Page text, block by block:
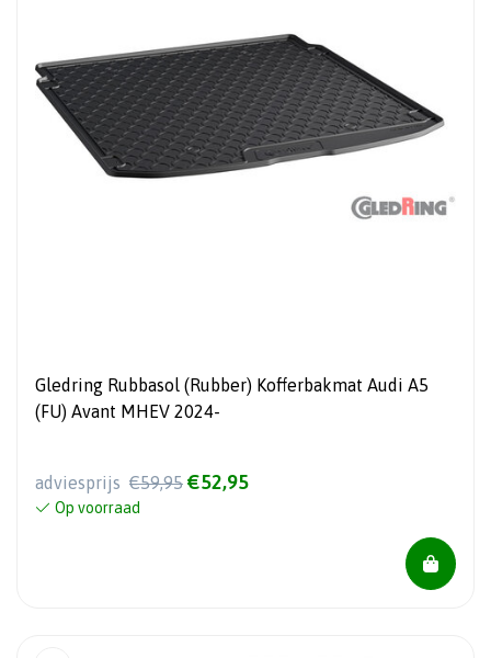
Gledring Rubbasol (Rubber) Kofferbakmat Audi A5
(FU) Avant MHEV 2024-
adviesprijs €59,95 €52,95
Op voorraad